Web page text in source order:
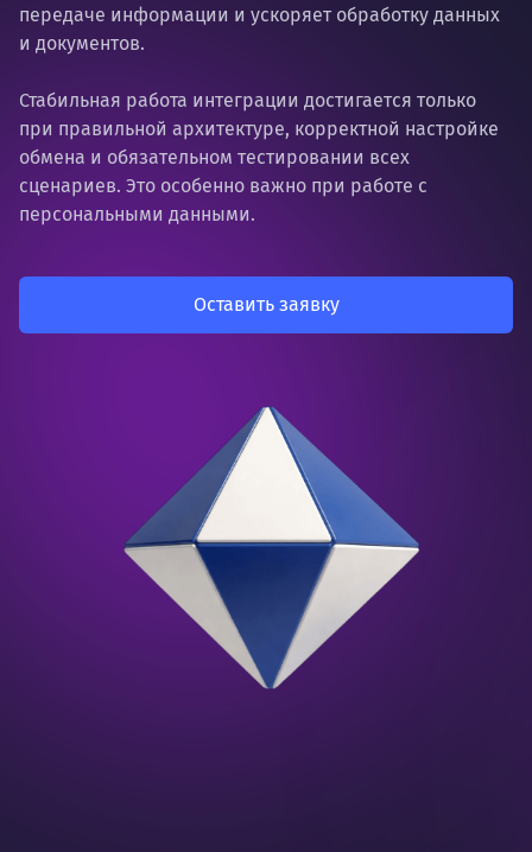
передаче информации и ускоряет обработку данных
и документов.
Стабильная работа интеграции достигается только
при правильной архитектуре, корректной настройке
обмена и обязательном тестировании всех
сценариев. Это особенно важно при работе с
персональными данными.
Оставить заявку